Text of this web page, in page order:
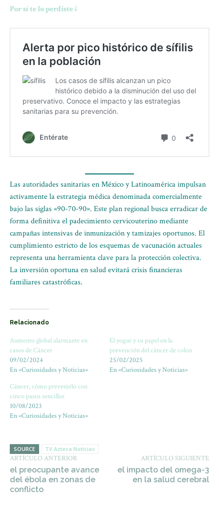
Por sí te lo perdiste ↓
Las autoridades sanitarias en México y Latinoamérica impulsan
activamente la estrategia médica denominada comercialmente
bajo las siglas «90-70-90». Este plan regional busca erradicar de
forma definitiva el padecimiento cervicouterino mediante
campañas intensivas de inmunización y tamizajes oportunos. El
cumplimiento estricto de los esquemas de vacunación actuales
representa una herramienta clave para la protección colectiva.
La inversión oportuna en salud evitará crisis financieras
familiares catastróficas.
Relacionado
Aumento global alarmante en
casos de Cáncer
09/02/2024
En «Curiosidades y Noticias»
El yogur y su papel en la
prevención del cáncer de colon
25/02/2025
En «Curiosidades y Noticias»
Cáncer, cómo prevenirlo con
cinco pasos sencillos
10/08/2023
En «Curiosidades y Noticias»
SOURCE TV Azteca Noticias
ARTÍCULO ANTERIOR
el preocupante avance
del ébola en zonas de
conflicto
ARTÍCULO SIGUIENTE
el impacto del omega-3
en la salud cerebral